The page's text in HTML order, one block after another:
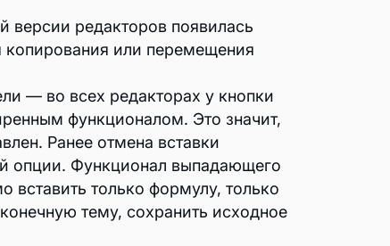
версии редакторов появилась
или перемещения
— во всех редакторах у кнопки
функционалом. Это значит,
Ранее отмена вставки
опции. Функционал выпадающего
вставить только формулу, только
тему, сохранить исходное